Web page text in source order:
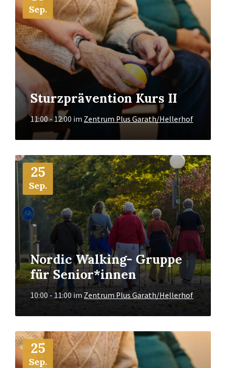
Sep.
Sturzprävention Kurs II
11:00 - 12:00 im Zentrum Plus Garath/Hellerhof
25
Sep.
Nordic Walking- Gruppe
für Senior*innen
10:00 - 11:00imZentrum Plus Garath/Hellerhof
Mehr
Info
25
Sep.
Mehr
Info